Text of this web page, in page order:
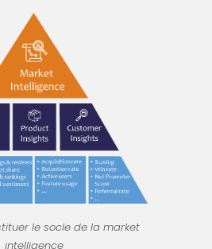
le socle de la market
intelligence